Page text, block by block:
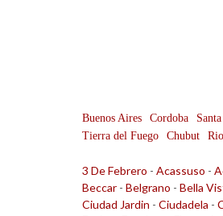
Buenos Aires
Cordoba
Tierra del Fuego
Chubut
3 De Febrero - Acassuso -
Beccar - Belgrano - Bella
Ciudad Jardin - Ciudadela -